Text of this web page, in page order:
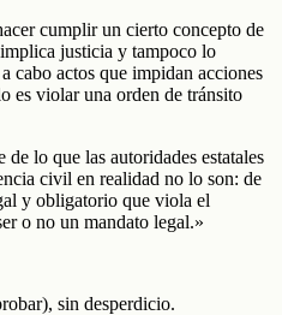
cumplir un cierto concepto de
justicia y tampoco lo
actos que impidan acciones
es violar una orden de tránsito
lo que las autoridades estatales
civil en realidad no lo son: de
y obligatorio que viola el
o no un mandato legal.»
sin desperdicio.